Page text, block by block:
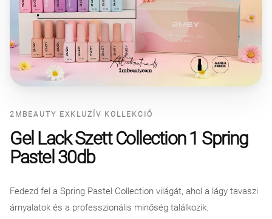
2MBEAUTY EXKLUZÍV KOLLEKCIÓ
Gel Lack Szett Collection 1 Spring
Pastel 30db
Fedezd fel a Spring Pastel Collection világát, ahol a lágy tavaszi
árnyalatok és a professzionális minőség találkozik.